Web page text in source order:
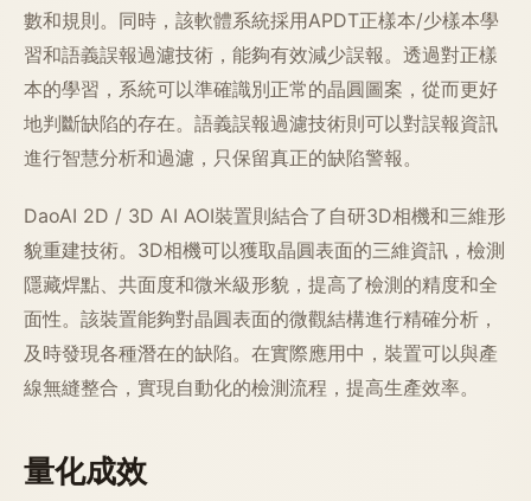
數和規則。同時，該軟體系統採用APDT正樣本/少樣本學
習和語義誤報過濾技術，能夠有效減少誤報。透過對正樣
本的學習，系統可以準確識別正常的晶圓圖案，從而更好
地判斷缺陷的存在。語義誤報過濾技術則可以對誤報資訊
進行智慧分析和過濾，只保留真正的缺陷警報。
DaoAI 2D / 3D AI AOI裝置則結合了自研3D相機和三維形
貌重建技術。3D相機可以獲取晶圓表面的三維資訊，檢測
隱藏焊點、共面度和微米級形貌，提高了檢測的精度和全
面性。該裝置能夠對晶圓表面的微觀結構進行精確分析，
及時發現各種潛在的缺陷。在實際應用中，裝置可以與產
線無縫整合，實現自動化的檢測流程，提高生產效率。
量化成效